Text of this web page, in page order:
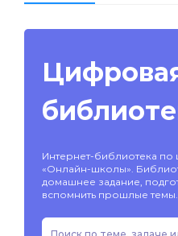
Интернет-библиотека
«Онлайн-школы».
домашнее задание,
вспомнить прошлые темы.